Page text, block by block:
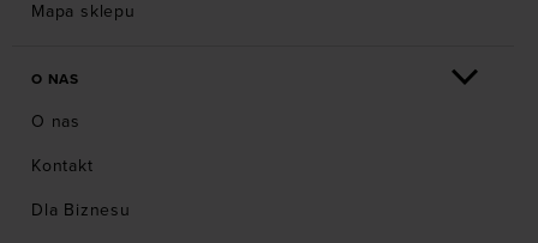
Mapa sklepu
O NAS
O nas
Kontakt
Dla Biznesu